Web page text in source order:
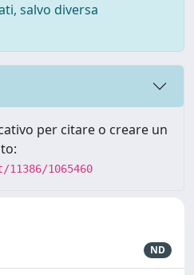
salvo diversa
per citare o creare un
1065460
ND